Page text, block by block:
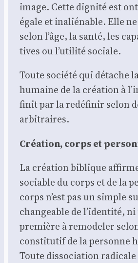
image. Cette digni­té est
égale et inalié­nable. Elle
selon l’âge, la san­té, les
tives ou l’utilité sociale.
Toute socié­té qui détache
humaine de la créa­tion à
finit par la redé­fi­nir selon
arbi­traires.
Créa­tion, corps et
La créa­tion biblique
so­ciable du corps et de la
corps n’est pas un simple
chan­geable de l’identité,
pre­mière à remo­de­ler
consti­tu­tif de la per­sonne
Toute dis­so­cia­tion